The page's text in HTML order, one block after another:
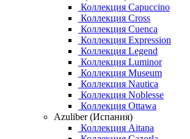
Коллекция Capuccino
Коллекция Cross
Коллекция Cuenca
Коллекция Expression
Коллекция Legend
Коллекция Luminor
Коллекция Museum
Коллекция Nautica
Коллекция Noblesse
Коллекция Ottawa
Azuliber (Испания)
Коллекция Aitana